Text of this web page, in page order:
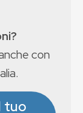
con
tuo